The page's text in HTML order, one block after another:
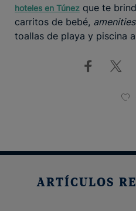
hoteles en Túnez que te
carritos de bebé, amenities
toallas de playa y piscina
ARTÍCULOS